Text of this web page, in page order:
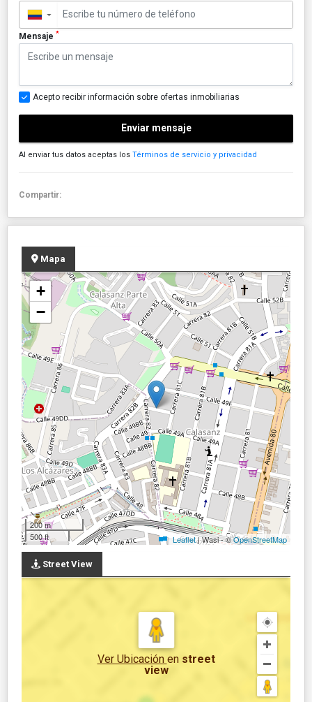
▼
Mensaje *
Acepto recibir información sobre ofertas inmobiliarias
Enviar mensaje
Al enviar tus datos aceptas los Términos de servicio y privacidad
Compartir:
Mapa
+
−
200 m
500 ft
Leaflet| Wasi - ©OpenStreetMap
Street View
Ver Ubicación en street
view